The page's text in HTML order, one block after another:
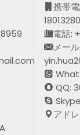
携帯
電話:
メー
QQ:
アド